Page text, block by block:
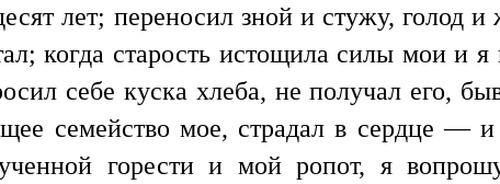
лет; переносил зной и стужу, голод
когда старость истощила силы мои и
себе куска хлеба, не получал его,
семейство мое, страдал в сердце — и
горести и мой ропот, я